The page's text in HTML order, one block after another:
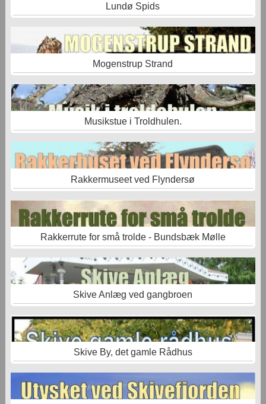
Lundø Spids
Mogenstrup Strand
Musikstue i Troldhulen.
Rakkermuseet ved Flyndersø
Rakkerrute for små trolde - Bundsbæk Mølle
Skive Anlæg ved gangbroen
Skive By, det gamle Rådhus